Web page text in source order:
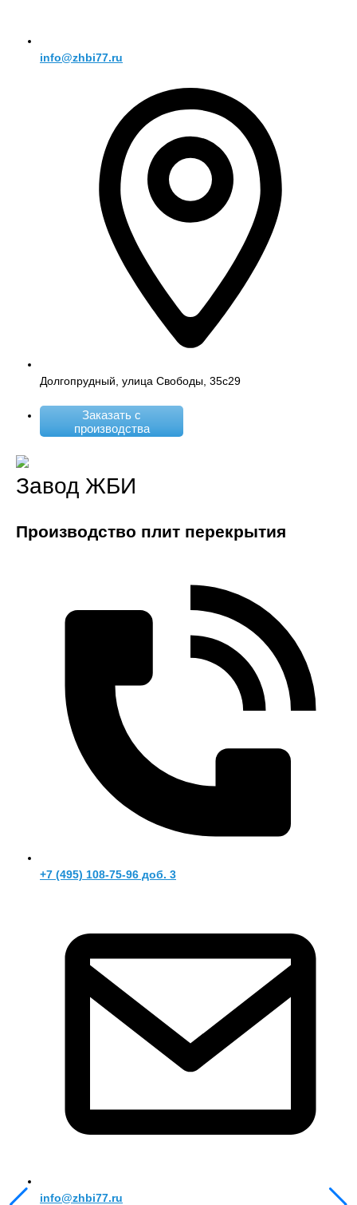
info@zhbi77.ru
Долгопрудный, улица Свободы, 35с29
Заказать с
производства
Завод ЖБИ
Производство плит перекрытия
+7 (495) 108-75-96 доб. 3
info@zhbi77.ru